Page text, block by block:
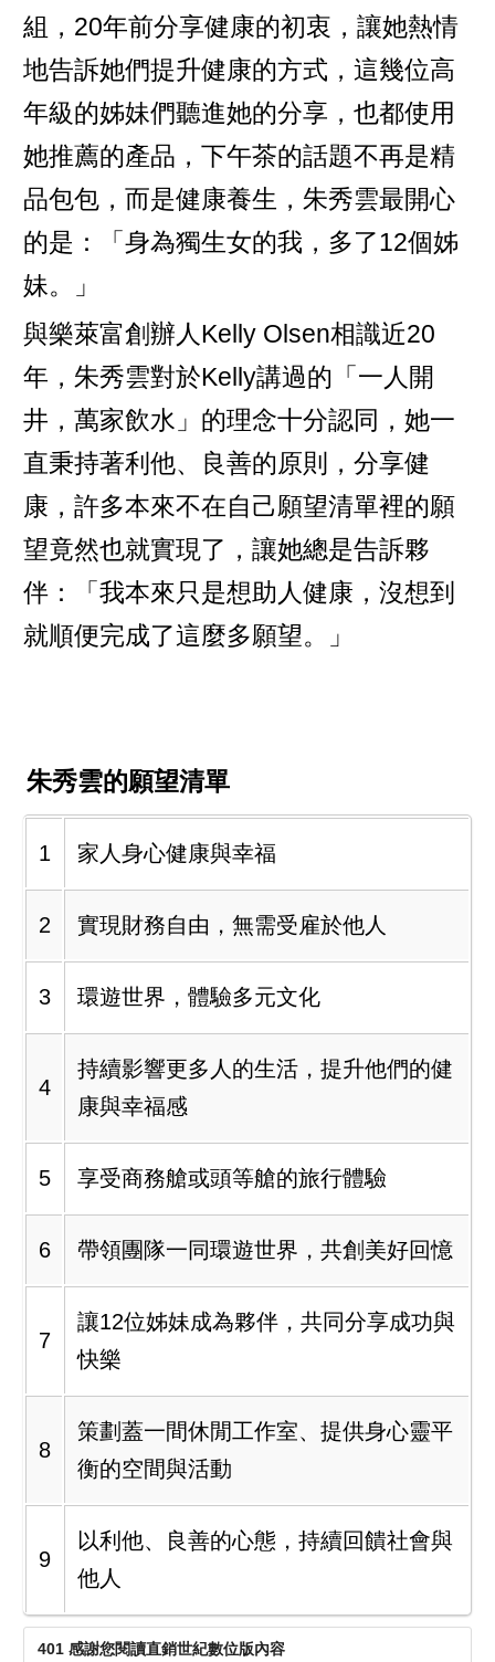
組，20年前分享健康的初衷，讓她熱情
地告訴她們提升健康的方式，這幾位高
年級的姊妹們聽進她的分享，也都使用
她推薦的產品，下午茶的話題不再是精
品包包，而是健康養生，朱秀雲最開心
的是：「身為獨生女的我，多了12個姊
妹。」
與樂萊富創辦人Kelly Olsen相識近20
年，朱秀雲對於Kelly講過的「一人開
井，萬家飲水」的理念十分認同，她一
直秉持著利他、良善的原則，分享健
康，許多本來不在自己願望清單裡的願
望竟然也就實現了，讓她總是告訴夥
伴：「我本來只是想助人健康，沒想到
就順便完成了這麼多願望。」
朱秀雲的願望清單
1 家人身心健康與幸福
2 實現財務自由，無需受雇於他人
3 環遊世界，體驗多元文化
4
持續影響更多人的生活，提升他們的健
康與幸福感
5 享受商務艙或頭等艙的旅行體驗
6 帶領團隊一同環遊世界，共創美好回憶
7
讓12位姊妹成為夥伴，共同分享成功與
快樂
8
策劃蓋一間休閒工作室、提供身心靈平
衡的空間與活動
9
以利他、良善的心態，持續回饋社會與
他人
401 感謝您閱讀直銷世紀數位版內容